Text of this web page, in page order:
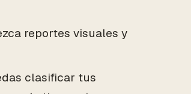
reportes visuales y
clasificar tus